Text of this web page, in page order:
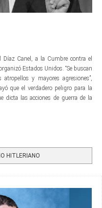
Canel, a la Cumbre contra el
Estados Unidos. “Se buscan
y mayores agresiones”,
que el verdadero peligro para la
dicta las acciones de guerra de la
HITLERIANO